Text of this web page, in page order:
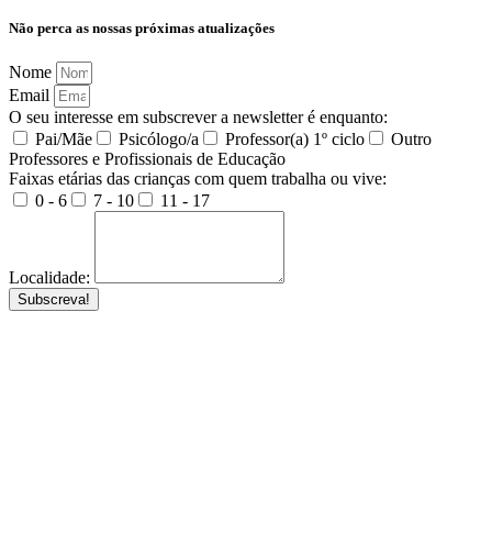
Não perca as nossas próximas atualizações
Nome
Email
O seu interesse em subscrever a newsletter é enquanto:
Pai/Mãe
Psicólogo/a Professor(a) 1º ciclo
Outro
Professores e Profissionais de Educação
Faixas etárias das crianças com quem trabalha ou vive:
0 - 6
7 - 10 11 - 17
Localidade:
Subscreva!